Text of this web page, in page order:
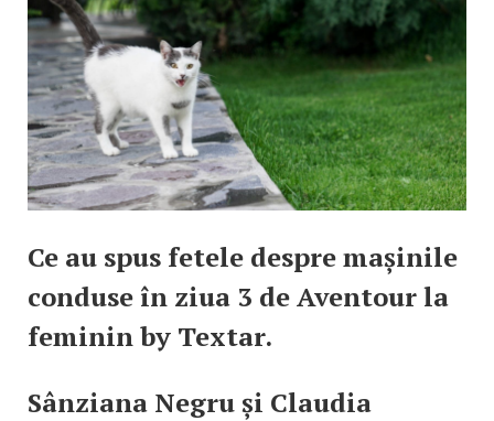
Ce au spus fetele despre mașinile
conduse în ziua 3 de Aventour la
feminin by Textar.
Sânziana Negru și Claudia